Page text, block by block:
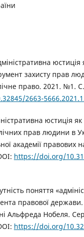
юстиція
захисту прав
право. 2021. №1.
2663-
юстиція як
прав людини в
академії правових
https://doi.org/
поняття
правової держави.
Альфреда Нобеля.
https://doi.org/